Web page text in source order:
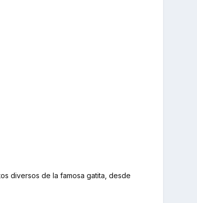
diversos de la famosa gatita, desde